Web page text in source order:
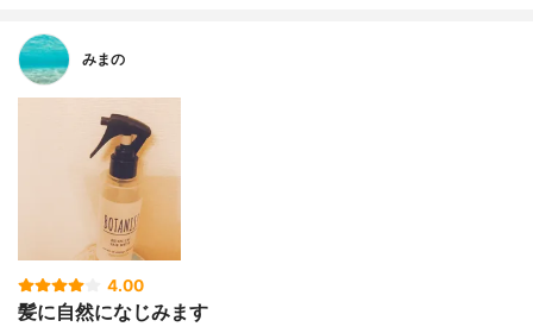
みまの
4.00
髪に自然になじみます